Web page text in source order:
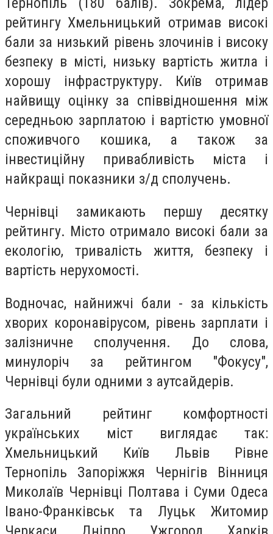
рейтингу Хмельницький отримав високі
бали за низький рівень злочинів і високу
безпеку в місті, низьку вартість житла і
хорошу інфраструктуру. Київ отримав
найвищу оцінку за співвідношення між
середньою зарплатою і вартістю умовної
споживчого кошика, а також за
інвестиційну привабливість міста і
найкращі показники з/д сполучень.
Чернівці замикають першу десятку
рейтингу. Місто отримало високі бали за
екологію, тривалість життя, безпеку і
вартість нерухомості.
Водночас, найнижчі бали - за кількість
хворих коронавірусом, рівень зарплати і
залізничне сполучення. До слова,
минулоріч за рейтингом "Фокусу",
Чернівці були одними з аутсайдерів.
Загальний рейтинг комфортності
українських міст виглядає так:
Хмельницький Київ Львів Рівне
Тернопіль Запоріжжя Чернігів Вінниця
Миколаїв Чернівці Полтава і Суми Одеса
Івано-Франківськ та Луцьк Житомир